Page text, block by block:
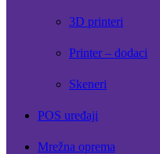
3D printeri
Printer – dodaci
Skeneri
POS uređaji
Mrežna oprema